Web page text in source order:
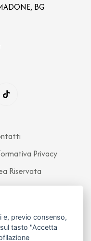
BG
Privacy
Riservata
e, previo consenso,
tasto "Accetta